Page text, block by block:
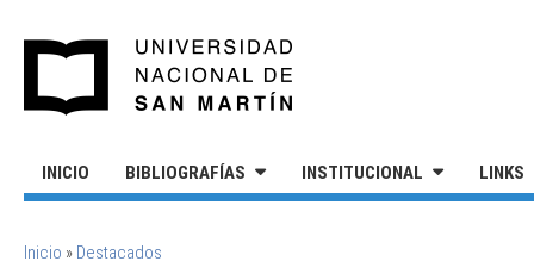
INICIO BIBLIOGRAFÍAS INSTITUCIONAL LINKS
SE ENCUENTRA USTED AQUÍ
Inicio » Destacados